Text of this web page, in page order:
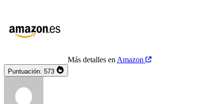
Más detalles en Amazon
Puntuación: 573